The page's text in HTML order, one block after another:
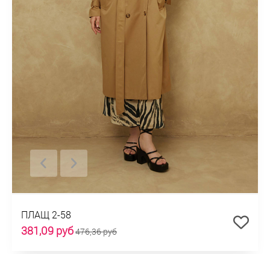
ПЛАЩ 2-58
381,09 руб476,36 руб